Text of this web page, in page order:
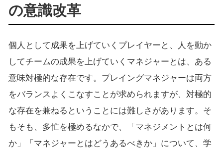
の意識改革
個人として成果を上げていくプレイヤーと、人を動か
してチームの成果を上げていくマネジャーとは、ある
意味対極的な存在です。プレイングマネジャーは両方
をバランスよくこなすことが求められますが、対極的
な存在を兼ねるということには難しさがあります。そ
もそも、多忙を極めるなかで、「マネジメントとは何
か」「マネジャーとはどうあるべきか」について、学